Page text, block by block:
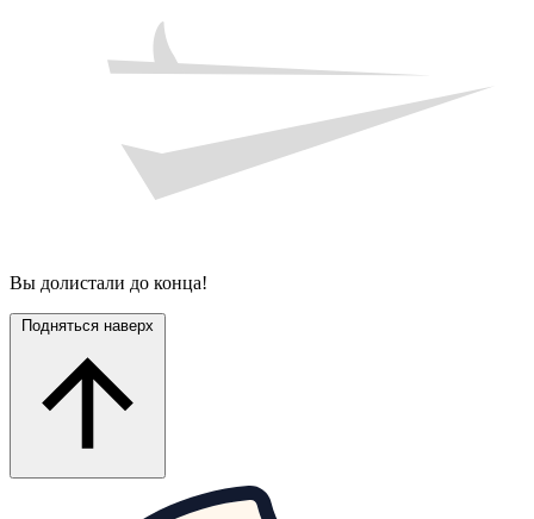
Вы долистали до конца!